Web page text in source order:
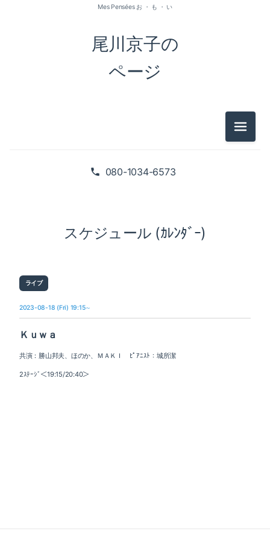
080-1034-6573
尾川京子の
ページ
Mes Pensées お ・ も ・ い
メニュ
スケジュール (ｶﾚﾝﾀﾞｰ)
ライブ
2023-08-18 (Fri) 19:15～
Ｋｕｗａ
共演：勝山邦夫、ほのか、ＭＡＫＩ ﾋﾟｱﾆｽﾄ：城所潔
2ｽﾃｰｼﾞ＜19:15/20:40＞